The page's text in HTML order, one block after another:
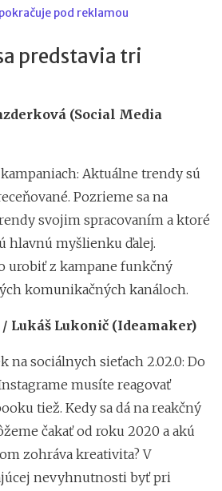
pod reklamou
predstavia tri
(Social Media
Aktuálne trendy sú
Pozrieme sa na
svojim spracovaním a ktoré
hlavnú myšlienku ďalej.
urobiť z kampane funkčný
komunikačných kanáloch.
Lukáš Lukonič (Ideamaker)
na sociálnych sieťach 2.02.0: Do
musíte reagovať
tiež. Kedy sa dá na reakčný
čakať od roku 2020 a akú
zohráva kreativita? V
nevyhnutnosti byť pri